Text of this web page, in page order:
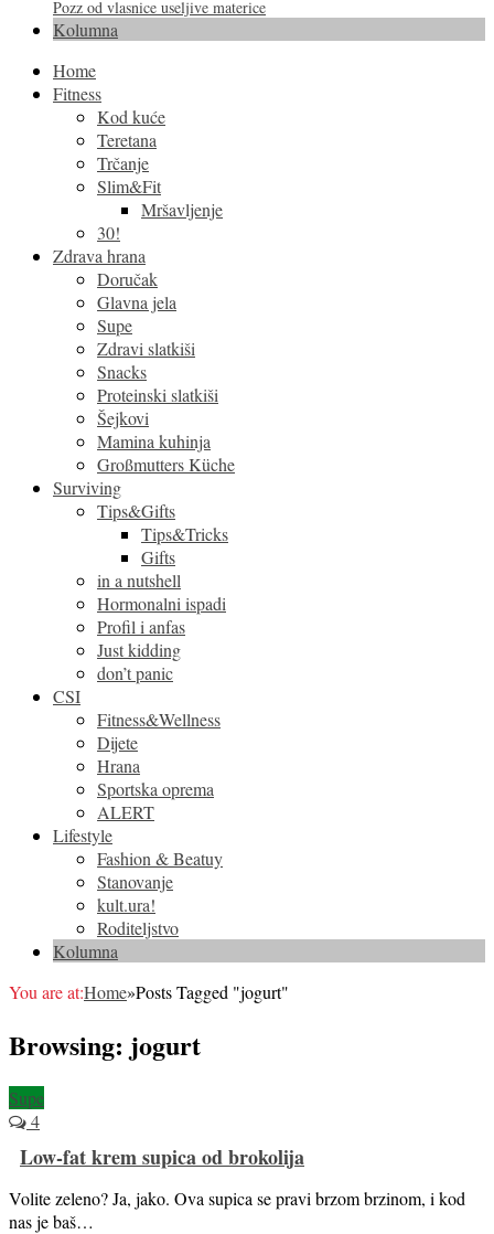
Pozz od vlasnice useljive materice
Kolumna
Home
Fitness
Kod kuće
Teretana
Trčanje
Slim&Fit
Mršavljenje
30!
Zdrava hrana
Doručak
Glavna jela
Supe
Zdravi slatkiši
Snacks
Proteinski slatkiši
Šejkovi
Mamina kuhinja
Großmutters Küche
Surviving
Tips&Gifts
Tips&Tricks
Gifts
in a nutshell
Hormonalni ispadi
Profil i anfas
Just kidding
don’t panic
CSI
Fitness&Wellness
Dijete
Hrana
Sportska oprema
ALERT
Lifestyle
Fashion & Beatuy
Stanovanje
kult.ura!
Roditeljstvo
Kolumna
You are at:Home»Posts Tagged "jogurt"
Browsing: jogurt
Supe
4
Low-fat krem supica od brokolija
Volite zeleno? Ja, jako. Ova supica se pravi brzom brzinom, i kod
nas je baš…